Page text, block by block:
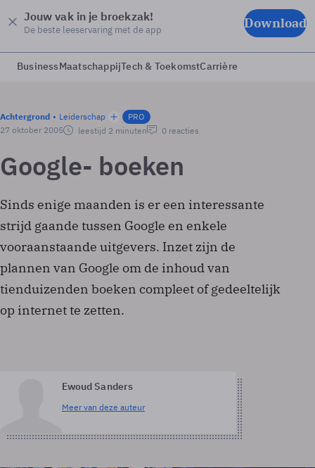
Jouw vak in je broekzak!
De beste leeservaring met de app Download
BusinessMaatschappijTech & ToekomstCarrière
Achtergrond Leiderschap
PRO
27 oktober 2005
leestijd 2 minuten 0 reacties
Google- boeken
Sinds enige maanden is er een interessante
strijd gaande tussen Google en enkele
vooraanstaande uitgevers. Inzet zijn de
plannen van Google om de inhoud van
tienduizenden boeken compleet of gedeeltelijk
op internet te zetten.
Ewoud Sanders
Meer van deze auteur